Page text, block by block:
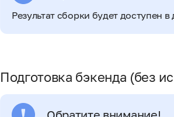
Результат сборки будет доступен
Подготовка бэкенда (без